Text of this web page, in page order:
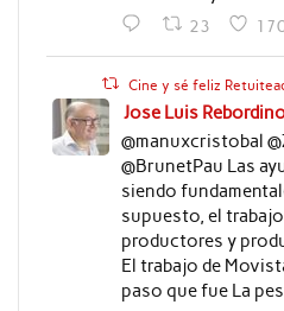
23
Cine y sé feliz
Jose Luis
@manuxcristobal
@BrunetPau Las
siendo
supuesto, el
productores y
El trabajo de
paso que fue La